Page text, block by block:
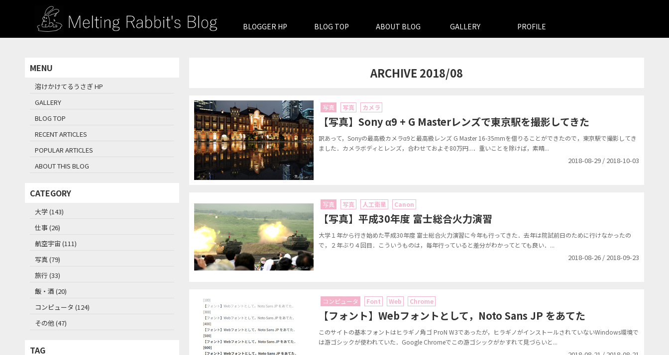
BLOGGER HP BLOG TOP ABOUT BLOG GALLERY PROFILE
MENU
溶けかけてるうさぎ HP
GALLERY
BLOG TOP
RECENT ARTICLES
POPULAR ARTICLES
ABOUT THIS BLOG
CATEGORY
大学 (143)
仕事 (26)
航空宇宙 (111)
写真 (79)
旅行 (33)
飯・酒 (20)
コンピュータ (124)
その他 (47)
TAG
ARCHIVE 2018/08
写真 写真 カメラ
【写真】Sony α9 + G Masterレンズで東京駅を撮影してきた
訳あって，Sonyの最高級カメラα9と最高級レンズ G Master 16-35mmを借りることができたので，東京駅で撮影してき
ました．カメラボディとレンズ，合わせておよそ80万円...．重いことを除けば，素晴...
2018-08-29 / 2018-10-03
写真 写真 人工衛星 Canon
【写真】平成30年度 富士総合火力演習
大学１年から行き始めた平成30年度 富士総合火力演習に今年も行ってきた．去年は院試前日のために行けなかったの
で，２年ぶり４回目．こういうものは，毎年行っていると差分がわかってとても良い．...
2018-08-26 / 2018-09-23
コンピュータ Font Web Chrome
【フォント】Webフォントとして，Noto Sans JP をあてた
このサイトの基本フォントはヒラギノ角ゴ ProN W3であったが，ヒラギノがインストールされていないWindows環境で
は游ゴシックが使われていた．Google Chromeでこの游ゴシックがかすれて見づらいと...